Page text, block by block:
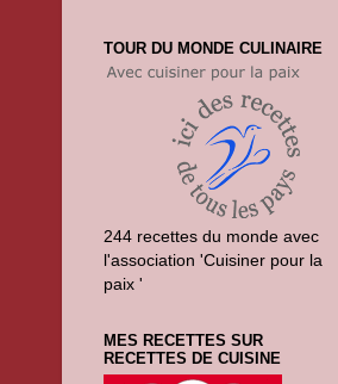
TOUR DU MONDE CULINAIRE
244 recettes du monde avec
l'association 'Cuisiner pour la
paix '
MES RECETTES SUR
RECETTES DE CUISINE